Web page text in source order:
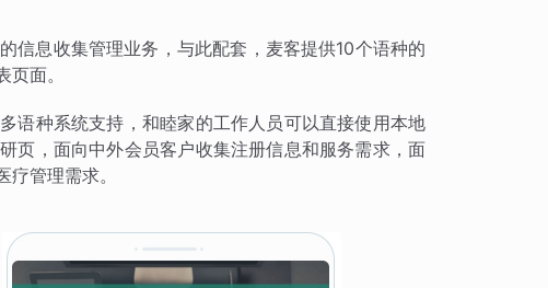
信息收集管理业务，与此配套，麦客提供10个语种的
面。
语种系统支持，和睦家的工作人员可以直接使用本地
页，面向中外会员客户收集注册信息和服务需求，面
管理需求。